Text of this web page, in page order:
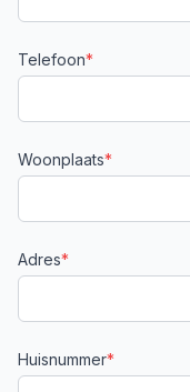
Telefoon*
Woonplaats*
Adres*
Huisnummer*